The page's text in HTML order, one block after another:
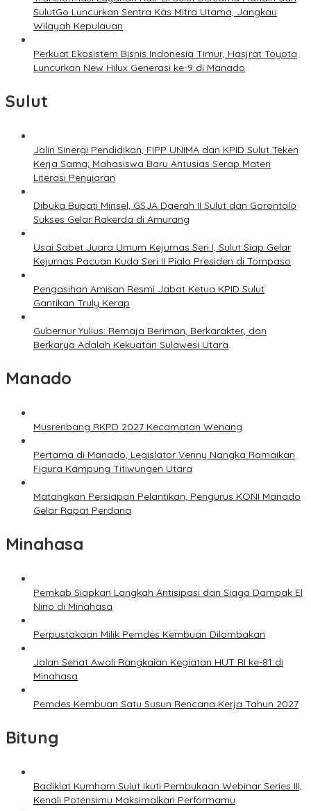
SulutGo Luncurkan Sentra Kas Mitra Utama, Jangkau
Wilayah Kepulauan
Perkuat Ekosistem Bisnis Indonesia Timur, Hasjrat Toyota
Luncurkan New Hilux Generasi ke-9 di Manado
Sulut
Jalin Sinergi Pendidikan, FIPP UNIMA dan KPID Sulut Teken
Kerja Sama; Mahasiswa Baru Antusias Serap Materi
Literasi Penyiaran
Dibuka Bupati Minsel, GSJA Daerah II Sulut dan Gorontalo
Sukses Gelar Rakerda di Amurang
Usai Sabet Juara Umum Kejurnas Seri I, Sulut Siap Gelar
Kejurnas Pacuan Kuda Seri II Piala Presiden di Tompaso
Pengasihan Amisan Resmi Jabat Ketua KPID Sulut
Gantikan Truly Kerap
Gubernur Yulius: Remaja Beriman, Berkarakter, dan
Berkarya Adalah Kekuatan Sulawesi Utara
Manado
Musrenbang RKPD 2027 Kecamatan Wenang
Pertama di Manado, Legislator Venny Nangka Ramaikan
Figura Kampung Titiwungen Utara
Matangkan Persiapan Pelantikan, Pengurus KONI Manado
Gelar Rapat Perdana
Minahasa
Pemkab Siapkan Langkah Antisipasi dan Siaga Dampak El
Nino di Minahasa
Perpustakaan Milik Pemdes Kembuan Dilombakan
Jalan Sehat Awali Rangkaian Kegiatan HUT RI ke-81 di
Minahasa
Pemdes Kembuan Satu Susun Rencana Kerja Tahun 2027
Bitung
Badiklat Kumham Sulut Ikuti Pembukaan Webinar Series III,
Kenali Potensimu Maksimalkan Performamu